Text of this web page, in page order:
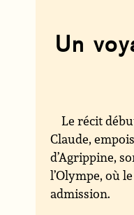
Un
Le récit
Claude,
d’Agrippine,
l’Olympe, où
admission.